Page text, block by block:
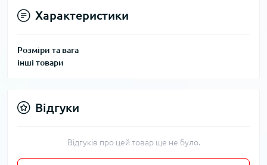
Характеристики
Розміри та вага
інші товари
Відгуки
Відгуків про цей товар ще не було.